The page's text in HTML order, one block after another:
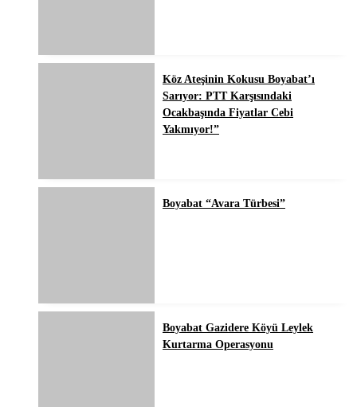
Köz Ateşinin Kokusu Boyabat’ı
Sarıyor: PTT Karşısındaki
Ocakbaşında Fiyatlar Cebi
Yakmıyor!”
Boyabat “Avara Türbesi”
Boyabat Gazidere Köyü Leylek
Kurtarma Operasyonu